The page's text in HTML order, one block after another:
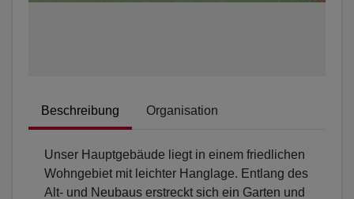
Beschreibung Organisation
Unser Hauptgebäude liegt in einem friedlichen
Wohngebiet mit leichter Hanglage. Entlang des
Alt- und Neubaus erstreckt sich ein Garten und